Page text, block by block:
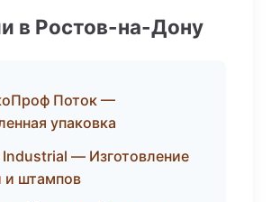
в Ростов-на-Дону
Поток —
упаковка
— Изготовление
и штампов